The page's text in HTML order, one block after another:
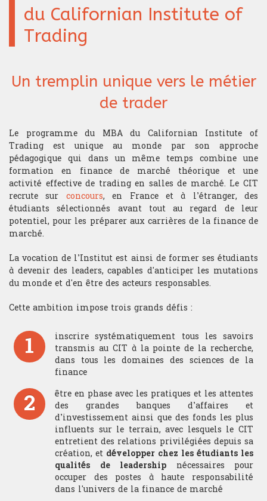
Test de Inglés
Optimizaciòn del portafolio
Trading de alta frecuencia
Inglés coloquial
Macroeconomía
Matemáticas financieras
Microeconomìa
Psicología
Elección de subyacentes
Estrategia de trading
Gestión de riesgos
Gestión del estrés
Money management
Economista
Estructurador
Gerente de portafolio
Sales
Trader
Trader Ejecutivo
Blog
du Californian Institute of
Trading
Un tremplin unique vers le métier
de trader
Le programme du MBA du Californian Institute of
Trading est unique au monde par son approche
pédagogique qui dans un même temps combine une
formation en finance de marché théorique et une
activité effective de trading en salles de marché. Le CIT
recrute sur concours, en France et à l’étranger, des
étudiants sélectionnés avant tout au regard de leur
potentiel, pour les préparer aux carrières de la finance de
marché.
La vocation de l’Institut est ainsi de former ses étudiants
à devenir des leaders, capables d'anticiper les mutations
du monde et d'en être des acteurs responsables.
Cette ambition impose trois grands défis :
1
inscrire systématiquement tous les savoirs
transmis au CIT à la pointe de la recherche,
dans tous les domaines des sciences de la
finance
2
être en phase avec les pratiques et les attentes
des grandes banques d’affaires et
d’investissement ainsi que des fonds les plus
influents sur le terrain, avec lesquels le CIT
entretient des relations privilégiées depuis sa
création, et développer chez les étudiants les
qualités de leadership nécessaires pour
occuper des postes à haute responsabilité
dans l'univers de la finance de marché